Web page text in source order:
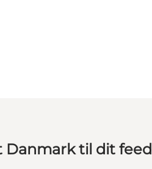
Danmark til dit feed